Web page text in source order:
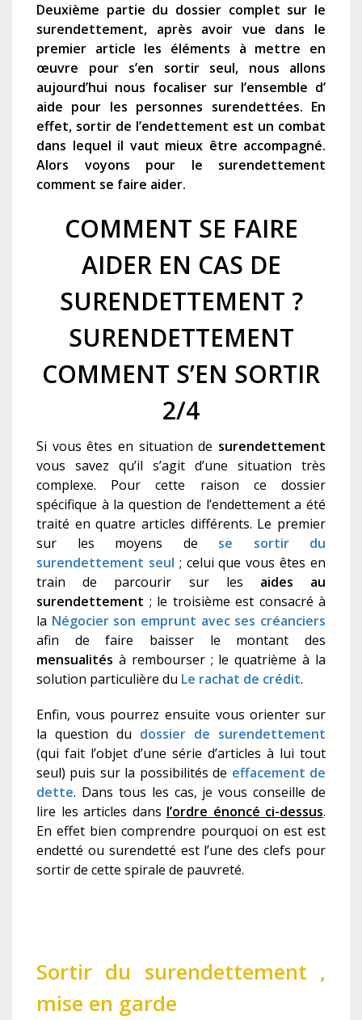
Deuxième partie du dossier complet sur le
surendettement, après avoir vue dans le
premier article les éléments à mettre en
œuvre pour s’en sortir seul, nous allons
aujourd’hui nous focaliser sur l’ensemble d’
aide pour les personnes surendettées. En
effet, sortir de l’endettement est un combat
dans lequel il vaut mieux être accompagné.
Alors voyons pour le surendettement
comment se faire aider.
COMMENT SE FAIRE
AIDER EN CAS DE
SURENDETTEMENT ?
SURENDETTEMENT
COMMENT S’EN SORTIR
2/4
Si vous êtes en situation de surendettement
vous savez qu’il s’agit d’une situation très
complexe. Pour cette raison ce dossier
spécifique à la question de l’endettement a été
traité en quatre articles différents. Le premier
sur les moyens de se sortir du
surendettement seul ; celui que vous êtes en
train de parcourir sur les aides au
surendettement ; le troisième est consacré à
la Négocier son emprunt avec ses créanciers
afin de faire baisser le montant des
mensualités à rembourser ; le quatrième à la
solution particulière du Le rachat de crédit.
Enfin, vous pourrez ensuite vous orienter sur
la question du dossier de surendettement
(qui fait l’objet d’une série d’articles à lui tout
seul) puis sur la possibilités de effacement de
dette. Dans tous les cas, je vous conseille de
lire les articles dans l’ordre énoncé ci-dessus.
En effet bien comprendre pourquoi on est est
endetté ou surendetté est l’une des clefs pour
sortir de cette spirale de pauvreté.
Sortir du surendettement ,
mise en garde